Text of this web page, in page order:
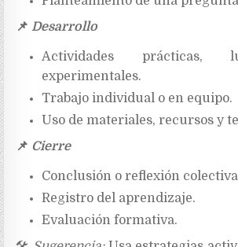
📌 Desarrollo
Actividades prácticas,
experimentales.
Trabajo individual o en equipo.
Uso de materiales, recursos y
📌 Cierre
Conclusión o reflexión
Registro del aprendizaje.
Evaluación formativa.